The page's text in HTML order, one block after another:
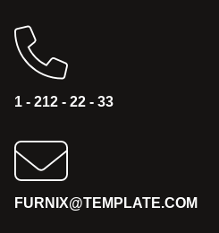
1 - 212 - 22 - 33
FURNIX@TEMPLATE.COM